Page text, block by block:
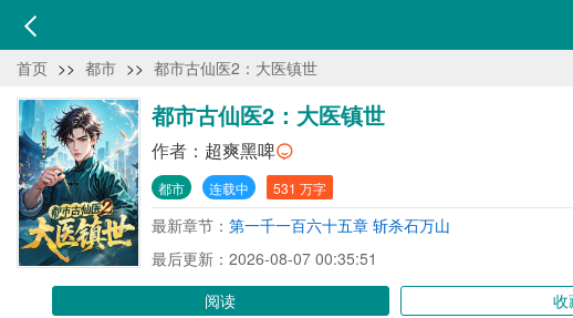
首页 >> 都市 >> 都市古仙医2：大医镇世
都市古仙医2：大医镇世
作者： 超爽黑啤
都市 连载中 531 万字
最新章节： 第一千一百六十五章 斩杀石万山
最后更新：2026-08-07 00:35:51
阅读
收